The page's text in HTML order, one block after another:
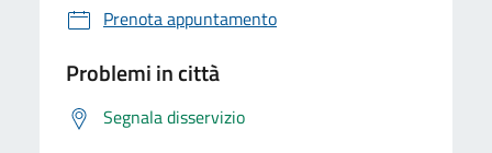
Prenota appuntamento
Problemi in città
Segnala disservizio